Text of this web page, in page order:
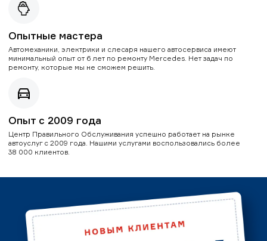
Опытные мастера
Автомеханики, электрики и слесаря нашего автосервиса имеют
минимальный опыт от 6 лет по ремонту Mercedes. Нет задач по
ремонту, которые мы не сможем решить.
Опыт с 2009 года
Центр Правильного Обслуживания успешно работает на рынке
автоуслуг с 2009 года. Нашими услугами воспользовались более
38 000 клиентов.